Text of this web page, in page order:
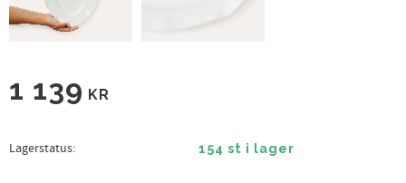
1 139 KR
Lagerstatus 154 st i lager